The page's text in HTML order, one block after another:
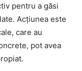
pentru a găsi
Acțiunea este
care au
pot avea